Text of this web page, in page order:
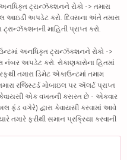
ટ્રાન્ઝૅક્શનને રોકો -> તમારા
આઇડી અપડેટ કરો. દિવસના અંતે તમારા
માહિતી પ્રાપ્ત કરો.
અનધિકૃત ટ્રાન્ઝૅક્શનને રોકો ->
નંબર અપડેટ કરો. રોકાણકારોના હિતમાં
તમારા ડિમેટ એકાઉન્ટમાં તમામ
રજિસ્ટર્ડ મોબાઇલ પર ઍલર્ટ પ્રાપ્ત
કેવાયસી એક વખતની કસરત છે - એકવાર
ફંડ વગેરે) દ્વારા કેવાયસી કરવામાં આવે
તમારે ફરીથી સમાન પ્રક્રિયા કરવાની